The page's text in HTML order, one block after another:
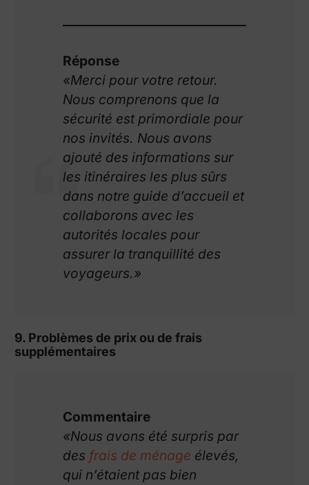
Réponse
«Merci pour votre retour.
Nous comprenons que la
sécurité est primordiale pour
nos invités. Nous avons
ajouté des informations sur
les itinéraires les plus sûrs
dans notre guide d’accueil et
collaborons avec les
autorités locales pour
assurer la tranquillité des
voyageurs.»
9. Problèmes de prix ou de frais
supplémentaires
Commentaire
«Nous avons été surpris par
des frais de ménage élevés,
qui n’étaient pas bien